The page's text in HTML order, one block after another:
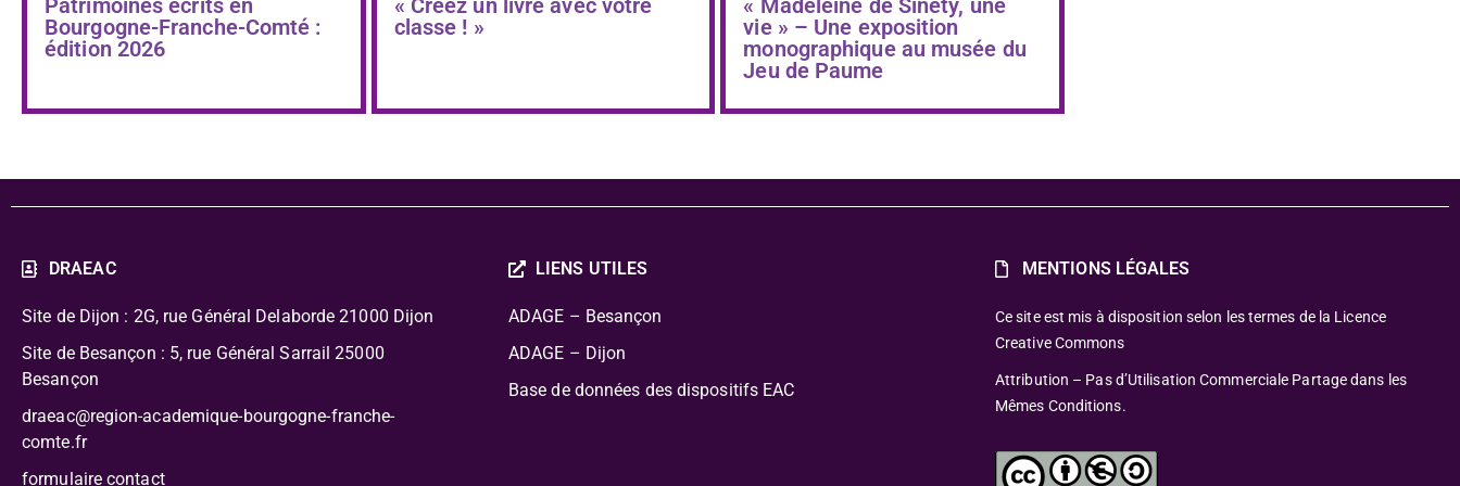
Bourgogne-Franche-Comté :
édition 2026
classe ! »
vie » – Une exposition
monographique au musée du
Jeu de Paume
DRAEAC
Site de Dijon : 2G, rue Général Delaborde 21000 Dijon
Site de Besançon : 5, rue Général Sarrail 25000
Besançon
draeac@region-academique-bourgogne-franche-
comte.fr
formulaire contact
LIENS UTILES
ADAGE – Besançon
ADAGE – Dijon
Base de données des dispositifs EAC
MENTIONS LÉGALES
Ce site est mis à disposition selon les termes de la Licence
Creative Commons
Attribution – Pas d’Utilisation Commerciale Partage dans les
Mêmes Conditions.